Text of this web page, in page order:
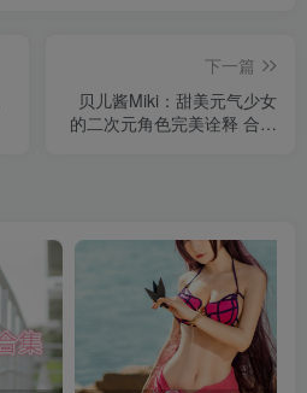
下一篇
贝儿酱Miki：甜美元气少女
的二次元角色完美诠释 合集